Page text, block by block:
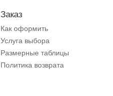
Заказ
Как оформить
Услуга выбора
Размерные таблицы
Политика возврата